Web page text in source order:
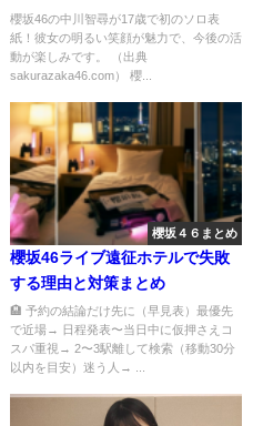
んけ！
櫻坂46の中川智尋が17歳で初のソロ表
紙！彼女の明るい笑顔が魅力で、今後の活
動が楽しみです。 （出典
sakurazaka46.com） 櫻...
櫻坂４６まとめ
櫻坂46ライブ遠征ホテルで失敗
する理由と対策まとめ
🏨 予約の結論だけ先に（早見表）最優先
で近場→ 日程発表〜当日中に仮押さえコ
スパ重視→ 2〜3駅離して検索（移動30分
以内を目安）迷う人→ ...